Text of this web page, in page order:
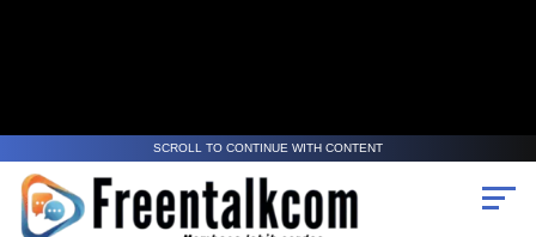
SCROLL TO CONTINUE WITH CONTENT